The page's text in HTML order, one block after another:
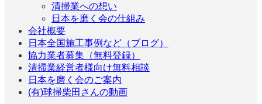
清掃業への想い
日本を磨く会の仕組み
会社概要
日本全国施工事例など（ブログ）
協力業者募集（無料登録）
清掃業経営者様向け無料相談
日本を磨く会のご案内
(有)球掃柴田さんの動画